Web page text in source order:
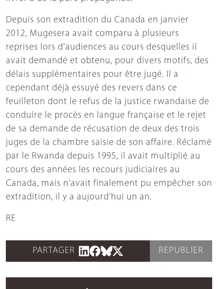
Depuis son extradition du Canada en janvier
2012, Mugesera avait comparu à plusieurs
reprises lors d'audiences au cours desquelles il
avait demandé et obtenu, pour divers motifs, des
délais supplémentaires pour être jugé. Il a
cependant déjà essuyé des revers dans ce
feuilleton dont le refus de la justice rwandaise de
conduire le procès en langue française et le rejet
de sa demande de récusation de deux des trois
juges de la chambre saisie de son affaire. Réclamé
par le Rwanda depuis 1995, il avait multiplié au
cours des années les recours judiciaires au
Canada, mais n'avait finalement pu empêcher son
extradition, il y a aujourd’hui un an.
RE
PARTAGER REPUBLIER